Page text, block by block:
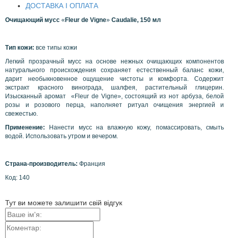
ДОСТАВКА І ОПЛАТА
Очищающий мусс « Fleur de Vigne» Caudalie, 150 мл
Тип кожи: все типы кожи
Легкий прозрачный мусс на основе нежных очищающих компонентов
натурального происхождения сохраняет естественный баланс кожи,
дарит необыкновенное ощущение чистоты и комфорта. Содержит
экстракт красного винограда, шалфея, растительный глицерин.
Изысканный аромат « Fleur de Vigne», состоящий изнот арбуза, белой
розы и розового перца, наполняет ритуал очищения энергией и
свежестью.
Применение:
Нанести мусс на влажную кожу, помассировать, смыть
водой. Использовать утром и вечером.
Страна-производитель: Франция
Код: 140
Тут ви можете залишити свій відгук